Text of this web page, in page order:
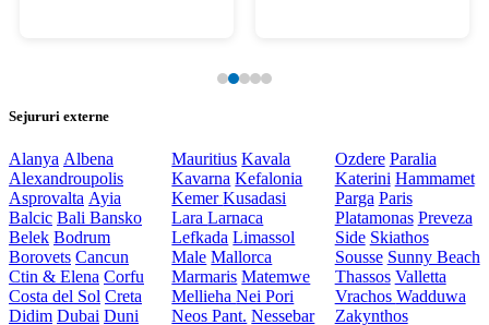
Sejururi externe
Alanya Albena
Alexandroupolis
Asprovalta Ayia
Balcic Bali Bansko
Belek Bodrum
Borovets Cancun
Ctin & Elena Corfu
Costa del Sol Creta
Didim Dubai Duni
Mauritius Kavala
Kavarna Kefalonia
KemerKusadasi
LaraLarnaca
Lefkada Limassol
Male Mallorca
Marmaris Matemwe
MelliehaNei Pori
Neos Pant. Nessebar
Ozdere Paralia
Katerini Hammamet
Parga Paris
Platamonas Preveza
Side Skiathos
Sousse Sunny Beach
Thassos Valletta
Vrachos Wadduwa
Zakynthos